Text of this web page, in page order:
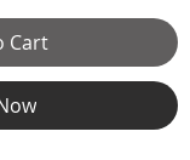
Cart